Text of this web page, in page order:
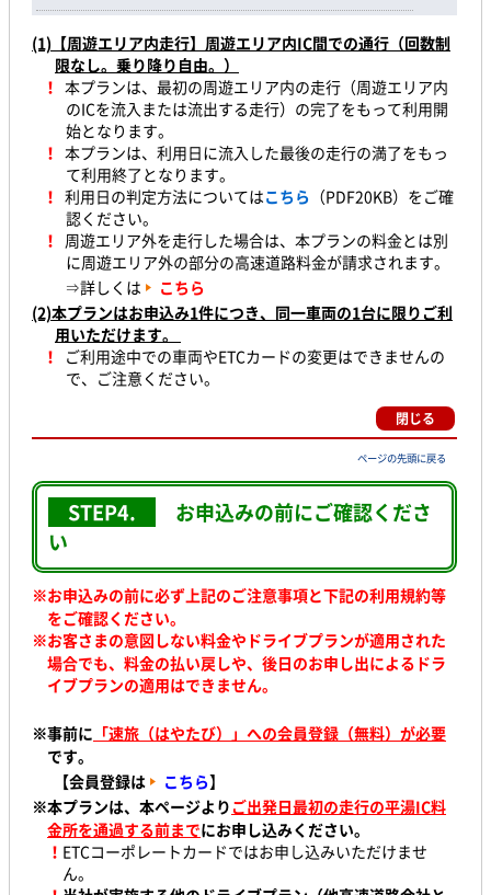
(1) 【周遊エリア内走行】周遊エリア内IC間での通行（回数制
限なし。乗り降り自由。）
！ 本プランは、最初の周遊エリア内の走行（周遊エリア内
のICを流入または流出する走行）の完了をもって利用開
始となります。
！ 本プランは、利用日に流入した最後の走行の満了をもっ
て利用終了となります。
！ 利用日の判定方法についてはこちら （PDF20KB）をご確
認ください。
！ 周遊エリア外を走行した場合は、本プランの料金とは別
に周遊エリア外の部分の高速道路料金が請求されます。
⇒詳しくは
こちら
(2)本プランはお申込み1件につき、同一車両の1台に限りご利
用いただけます。
！ ご利用途中での車両やETCカードの変更はできませんの
で、ご注意ください。
閉じる
ページの先頭に戻る
STEP4. お申込みの前にご確認くださ
い
※お申込みの前に必ず上記のご注意事項と下記の利用規約等
をご確認ください。
※お客さまの意図しない料金やドライブプランが適用された
場合でも、料金の払い戻しや、後日のお申し出によるドラ
イブプランの適用はできません。
※事前に 「速旅（はやたび）」への会員登録（無料）が必要
です。
【会員登録は
こちら】
※本プランは、本ページより ご出発日最初の走行の平湯IC料
金所を通過する前までにお申し込みください。
！ ETCコーポレートカードではお申し込みいただけませ
ん。